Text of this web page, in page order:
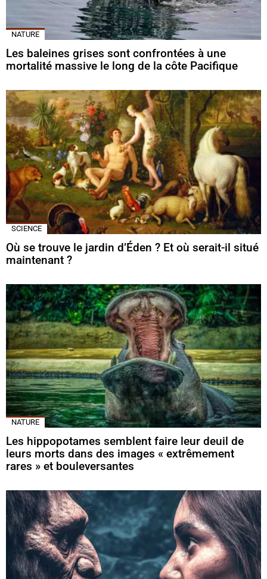
NATURE
Les baleines grises sont confrontées à une
mortalité massive le long de la côte Pacifique
SCIENCE
Où se trouve le jardin d’Éden ? Et où serait-il situé
maintenant ?
NATURE
Les hippopotames semblent faire leur deuil de
leurs morts dans des images « extrêmement
rares » et bouleversantes